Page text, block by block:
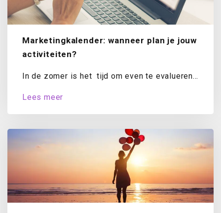
Marketingkalender: wanneer plan je jouw
activiteiten?
In de zomer is het tijd om even te evalueren.
Lees meer